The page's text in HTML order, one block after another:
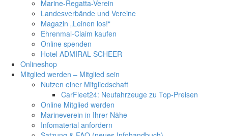
Marine-Regatta-Verein
Landesverbände und Vereine
Magazin „Leinen los!“
Ehrenmal-Claim kaufen
Online spenden
Hotel ADMIRAL SCHEER
Onlineshop
Mitglied werden – Mitglied sein
Nutzen einer Mitgliedschaft
CarFleet24: Neufahrzeuge zu Top-Preisen
Online Mitglied werden
Marineverein in Ihrer Nähe
Infomaterial anfordern